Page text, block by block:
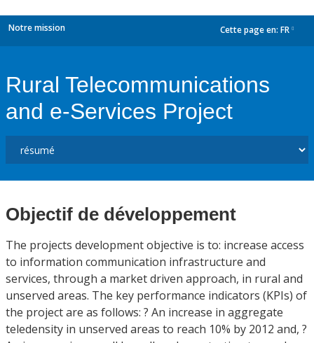
Notre mission Cette page en: FR
Rural Telecommunications
and e-Services Project
Objectif de développement
The projects development objective is to: increase access
to information communication infrastructure and
services, through a market driven approach, in rural and
unserved areas. The key performance indicators (KPIs) of
the project are as follows: ? An increase in aggregate
teledensity in unserved areas to reach 10% by 2012 and, ?